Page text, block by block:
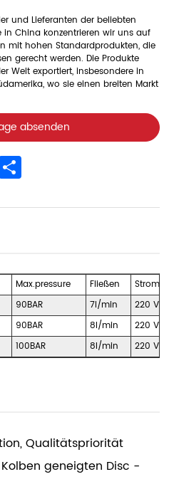
und Lieferanten der beliebten
China konzentrieren wir uns auf
mit hohen Standardprodukten, die
gerecht werden. Die Produkte
Welt exportiert, insbesondere in
wo sie einen breiten Markt
absenden
Max.pressure Fließen
90BAR 7l/min
220 V/
90BAR 8l/min
220 V/
100BAR 8l/min 220 V/
Qualitätspriorität
geneigten Disc -